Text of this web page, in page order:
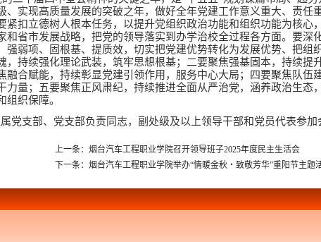
、实现高质量发展的突破之年，做好全年党建工作意义重大、责任
紧扣立德树人根本任务，以提升党组织政治功能和组织功能为核心
和省市发展战略，把党的领导落实到办学治校全过程各方面。要深
强弱项、固根基、提质效，切实把党建优势转化为发展优势、把组
，持续强化理论武装，筑牢思想根基；二要聚焦强基固本，持续提
融合赋能，持续彰显党建引领作用，服务中心大局；四要聚焦队伍
力量；五要聚焦正风肃纪，持续推进全面从严治党，涵养政治生态
织保障。
党支部、党支部负责同志，副处级及以上领导干部和党员代表参加
上一条：烟台汽车工程职业学院召开领导班子2025年度民主生活会
下一条：烟台汽车工程职业学院举办“情暖金秋・致敬芳华”重阳节主题